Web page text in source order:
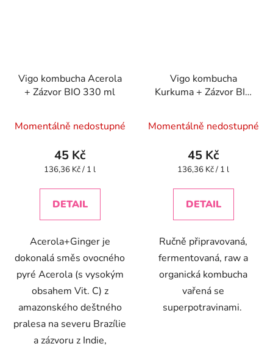
Vigo kombucha Acerola
+ Zázvor BIO 330 ml
Momentálně nedostupné
45 Kč
Měrná
136,36 Kč / 1 l
DETAIL
Acerola+Ginger je
dokonalá směs ovocného
pyré Acerola (s vysokým
obsahem Vit. C) z
amazonského deštného
pralesa na severu Brazílie
a zázvoru z Indie,
Vigo kombucha
Kurkuma + Zázvor BIO
Momentálně nedostupné
45 Kč
Měrná
136,36 Kč / 1 l
DETAIL
Ručně připravovaná,
fermentovaná, raw a
organická kombucha
vařená se
superpotravinami.